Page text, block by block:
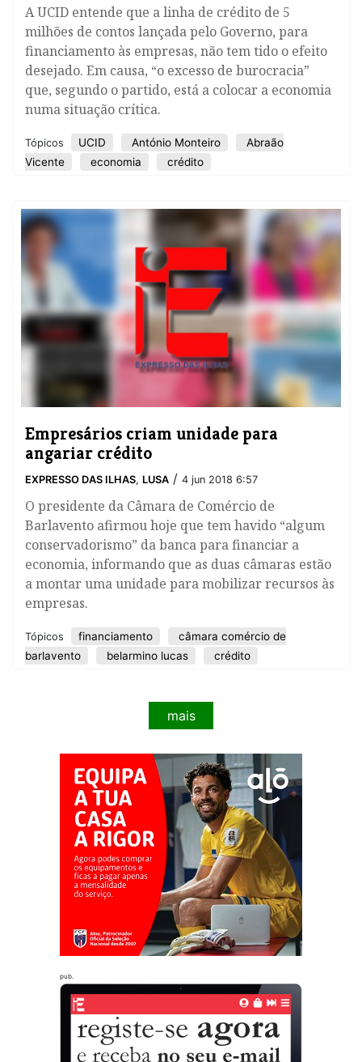
A UCID entende que a linha de crédito de 5
milhões de contos lançada pelo Governo, para
financiamento às empresas, não tem tido o efeito
desejado. Em causa, “o excesso de burocracia”
que, segundo o partido, está a colocar a economia
numa situação crítica.
Tópicos UCID António Monteiro
Abraão
Vicente
economia crédito
Empresários criam unidade para
angariar crédito
EXPRESSO DAS ILHAS, LUSA / 4 jun 2018 6:57
​O presidente da Câmara de Comércio de
Barlavento afirmou hoje que tem havido “algum
conservadorismo” da banca para financiar a
economia, informando que as duas câmaras estão
a montar uma unidade para mobilizar recursos às
empresas.
Tópicos financiamento
câmara comércio de
barlavento
belarmino lucas crédito
mais
pub.